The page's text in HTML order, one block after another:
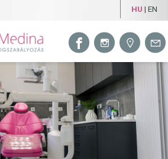
HU | EN